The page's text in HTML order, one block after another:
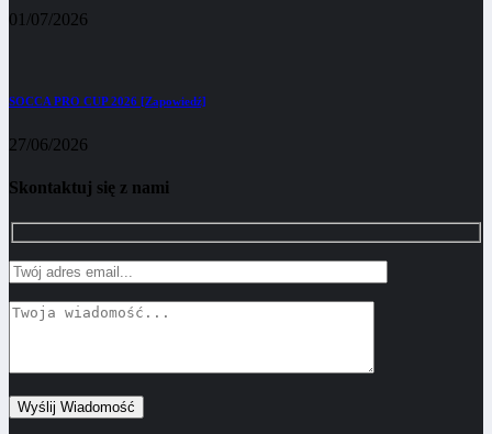
01/07/2026
SOCCA PRO CUP 2026 [Zapowiedź]
27/06/2026
Skontaktuj się z nami